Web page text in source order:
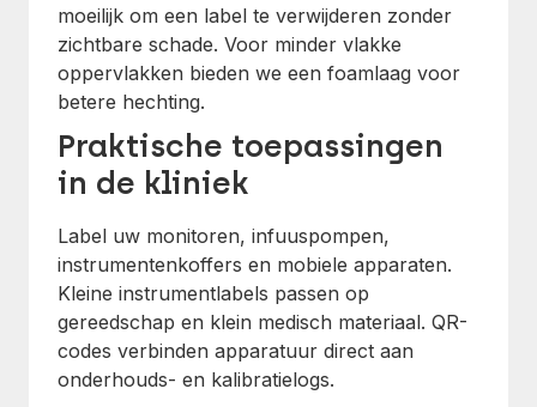
moeilijk om een label te verwijderen zonder
zichtbare schade. Voor minder vlakke
oppervlakken bieden we een foamlaag voor
betere hechting.
Praktische toepassingen
in de kliniek
Label uw monitoren, infuuspompen,
instrumentenkoffers en mobiele apparaten.
Kleine instrumentlabels passen op
gereedschap en klein medisch materiaal. QR-
codes verbinden apparatuur direct aan
onderhouds- en kalibratielogs.